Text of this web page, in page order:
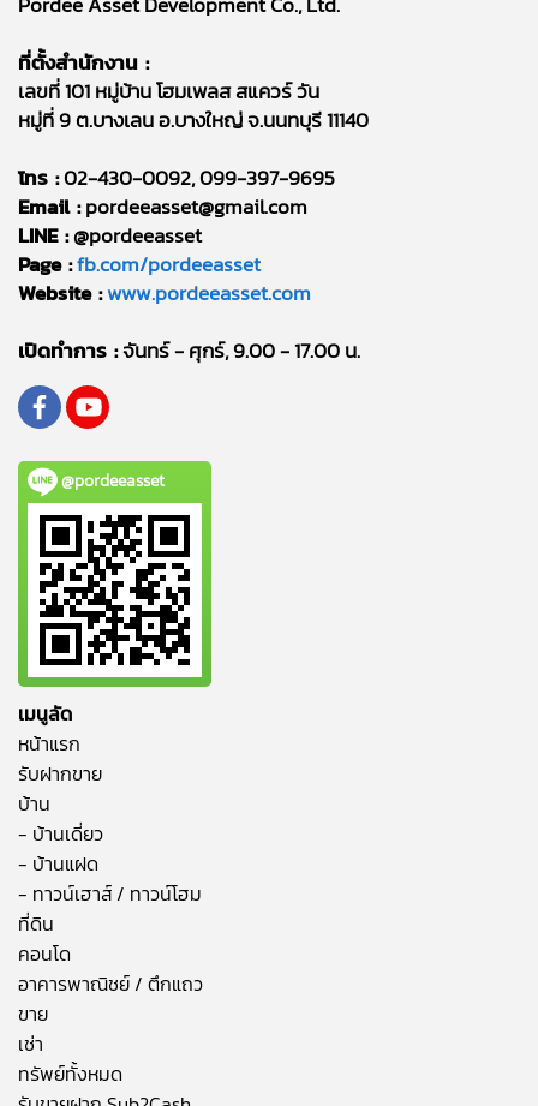
ที่ตั้งสำนักงาน :
เลขที่ 101 หมู่บ้าน โฮมเพลส สแควร์ วัน
หมู่ที่ 9 ต.บางเลน อ.บางใหญ่ จ.นนทบุรี 11140
โทร :02-430-0092, 099-397-9695
Email :pordeeasset@gmail.com
LINE :@pordeeasset
Page :fb.com/pordeeasset
Website :www.pordeeasset.com
เปิดทำการ :จันทร์ - ศุกร์, 9.00 - 17.00 น.
@pordeeasset
เมนูลัด
หน้าแรก
รับฝากขาย
บ้าน
- บ้านเดี่ยว
- บ้านแฝด
- ทาวน์เฮาส์ / ทาวน์โฮม
ที่ดิน
คอนโด
อาคารพาณิชย์ / ตึกแถว
ขาย
เช่า
ทรัพย์ทั้งหมด